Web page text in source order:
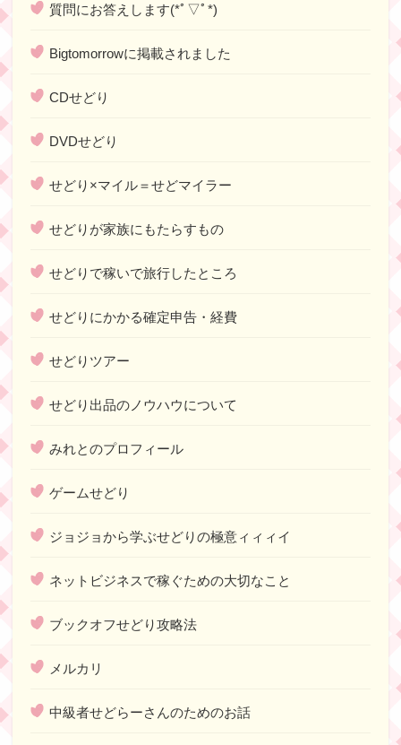
質問にお答えします(*ﾟ▽ﾟ*)
Bigtomorrowに掲載されました
CDせどり
DVDせどり
せどり×マイル＝せどマイラー
せどりが家族にもたらすもの
せどりで稼いで旅行したところ
せどりにかかる確定申告・経費
せどりツアー
せどり出品のノウハウについて
みれとのプロフィール
ゲームせどり
ジョジョから学ぶせどりの極意ィィィイ
ネットビジネスで稼ぐための大切なこと
ブックオフせどり攻略法
メルカリ
中級者せどらーさんのためのお話